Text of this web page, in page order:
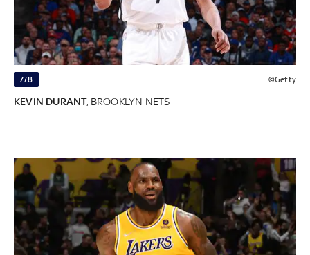
7/8 ©Getty
KEVIN DURANT, BROOKLYN NETS